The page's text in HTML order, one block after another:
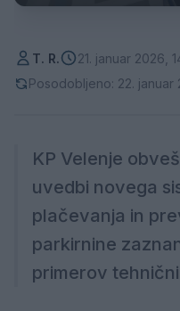
T. R.
21. januar 2026,
Posodobljeno: 22. januar
KP Velenje
uvedbi novega
plačevanja in
parkirnine
primerov